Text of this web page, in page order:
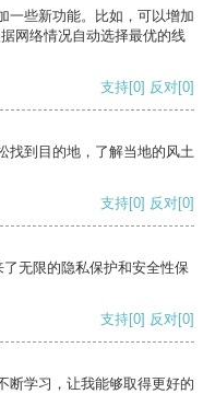
一些新功能。比如，可以增加
网络情况自动选择最优的线
支持[0] 反对[0]
找到目的地，了解当地的风土
支持[0] 反对[0]
无限的隐私保护和安全性保
支持[0] 反对[0]
断学习，让我能够取得更好的